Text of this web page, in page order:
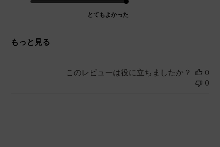
とてもよかった
もっと見る
このレビューは役に立ちましたか？
0
0